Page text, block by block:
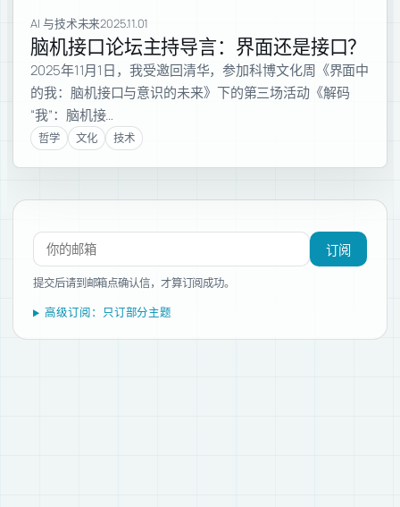
AI 与技术未来2025.11.01
脑机接口论坛主持导言：界面还是接口？
2025年11月1日，我受邀回清华，参加科博文化周《界面中
的我：脑机接口与意识的未来》下的第三场活动《解码
“我”：脑机接…
哲学 文化 技术
订阅新文章
订阅
提交后请到邮箱点确认信，才算订阅成功。
高级订阅：只订部分主题